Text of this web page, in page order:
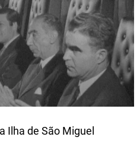
Ilha de São Miguel